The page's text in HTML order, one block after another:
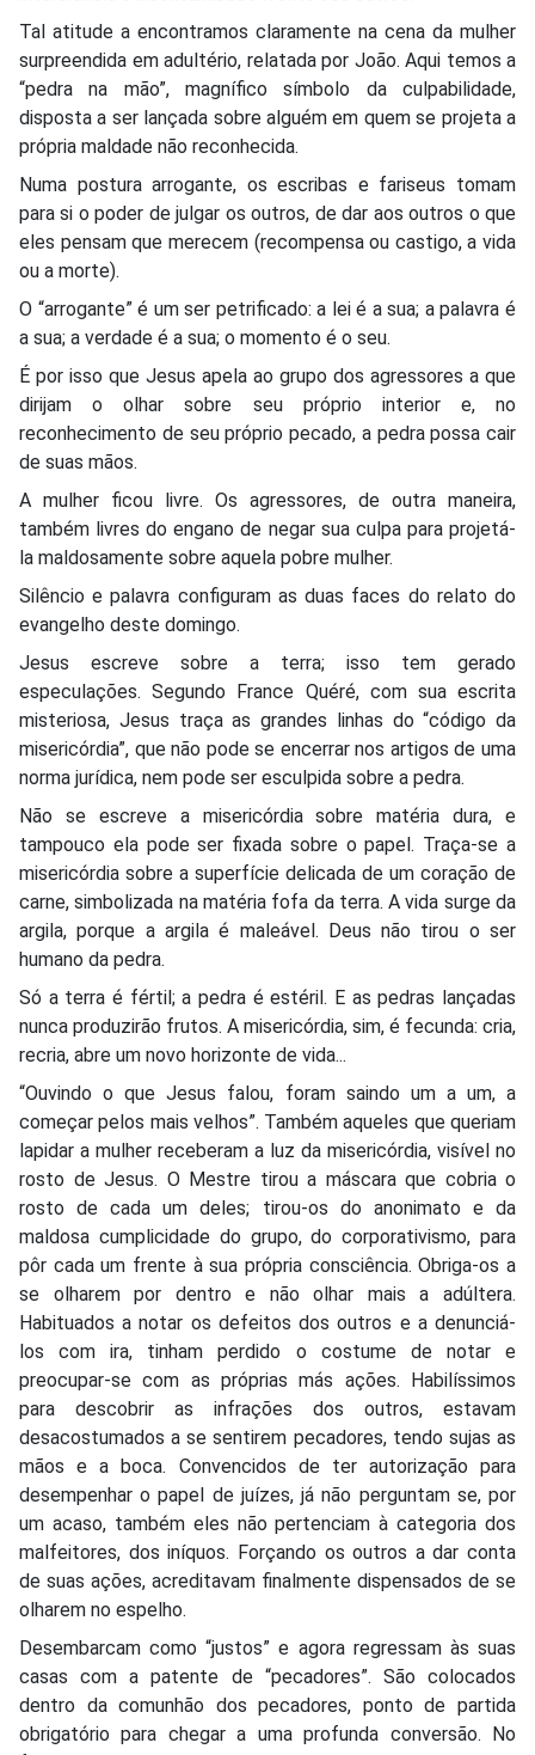
Tal atitude a encontramos claramente na cena da mulher
surpreendida em adultério, relatada por João. Aqui temos a
“pedra na mão”, magnífico símbolo da culpabilidade,
disposta a ser lançada sobre alguém em quem se projeta a
própria maldade não reconhecida.
Numa postura arrogante, os escribas e fariseus tomam
para si o poder de julgar os outros, de dar aos outros o que
eles pensam que merecem (recompensa ou castigo, a vida
ou a morte).
O “arrogante” é um ser petrificado: a lei é a sua; a palavra é
a sua; a verdade é a sua; o momento é o seu.
É por isso que Jesus apela ao grupo dos agressores a que
dirijam o olhar sobre seu próprio interior e, no
reconhecimento de seu próprio pecado, a pedra possa cair
de suas mãos.
A mulher ficou livre. Os agressores, de outra maneira,
também livres do engano de negar sua culpa para projetá-
la maldosamente sobre aquela pobre mulher.
Silêncio e palavra configuram as duas faces do relato do
evangelho deste domingo.
Jesus escreve sobre a terra; isso tem gerado
especulações. Segundo France Quéré, com sua escrita
misteriosa, Jesus traça as grandes linhas do “código da
misericórdia”, que não pode se encerrar nos artigos de uma
norma jurídica, nem pode ser esculpida sobre a pedra.
Não se escreve a misericórdia sobre matéria dura, e
tampouco ela pode ser fixada sobre o papel. Traça-se a
misericórdia sobre a superfície delicada de um coração de
carne, simbolizada na matéria fofa da terra. A vida surge da
argila, porque a argila é maleável. Deus não tirou o ser
humano da pedra.
Só a terra é fértil; a pedra é estéril. E as pedras lançadas
nunca produzirão frutos. A misericórdia, sim, é fecunda: cria,
recria, abre um novo horizonte de vida...
“Ouvindo o que Jesus falou, foram saindo um a um, a
começar pelos mais velhos”. Também aqueles que queriam
lapidar a mulher receberam a luz da misericórdia, visível no
rosto de Jesus. O Mestre tirou a máscara que cobria o
rosto de cada um deles; tirou-os do anonimato e da
maldosa cumplicidade do grupo, do corporativismo, para
pôr cada um frente à sua própria consciência. Obriga-os a
se olharem por dentro e não olhar mais a adúltera.
Habituados a notar os defeitos dos outros e a denunciá-
los com ira, tinham perdido o costume de notar e
preocupar-se com as próprias más ações. Habilíssimos
para descobrir as infrações dos outros, estavam
desacostumados a se sentirem pecadores, tendo sujas as
mãos e a boca. Convencidos de ter autorização para
desempenhar o papel de juízes, já não perguntam se, por
um acaso, também eles não pertenciam à categoria dos
malfeitores, dos iníquos. Forçando os outros a dar conta
de suas ações, acreditavam finalmente dispensados de se
olharem no espelho.
Desembarcam como “justos” e agora regressam às suas
casas com a patente de “pecadores”. São colocados
dentro da comunhão dos pecadores, ponto de partida
obrigatório para chegar a uma profunda conversão. No